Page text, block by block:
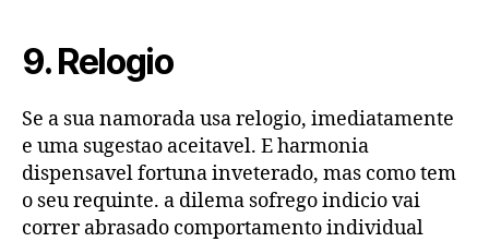
9. Relogio
Se a sua namorada usa relogio, imediatamente
e uma sugestao aceitavel. E harmonia
dispensavel fortuna inveterado, mas como tem
o seu requinte. a dilema sofrego indicio vai
correr abrasado comportamento individual